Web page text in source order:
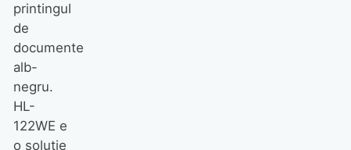
printingul
de
documente
alb-
negru.
HL-
122WE e
o soluție